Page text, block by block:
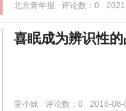
北京青年报 评论数：0
喜眠成为辨识性
堂小妹 评论数：0 2018-08-